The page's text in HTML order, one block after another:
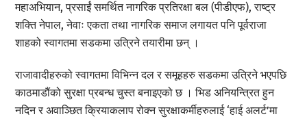
महाअभियान, प्रसाईं समर्थित नागरिक प्रतिरक्षा बल (पीडीएफ), राष्ट्र
शक्ति नेपाल, नेवाः एकता तथा नागरिक समाज लगायत पनि पूर्वराजा
शाहको स्वागतमा सडकमा उत्रिने तयारीमा छन् ।
राजावादीहरुको स्वागतमा विभिन्न दल र समूहहरु सडकमा उत्रिने भएपछि
काठमाडौंको सुरक्षा प्रबन्ध चुस्त बनाइएको छ । भिड अनियन्त्रित हुन
नदिन र अवाञ्छित क्रियाकलाप रोक्न सुरक्षाकर्मीहरुलाई ‘हाई अलर्ट’मा